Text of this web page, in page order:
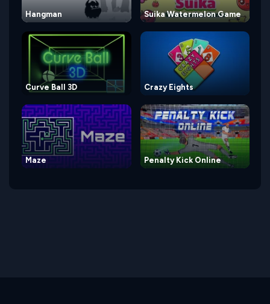
Hangman Suika Watermelon Game
Curve Ball 3D Crazy Eights
Maze Penalty Kick Online